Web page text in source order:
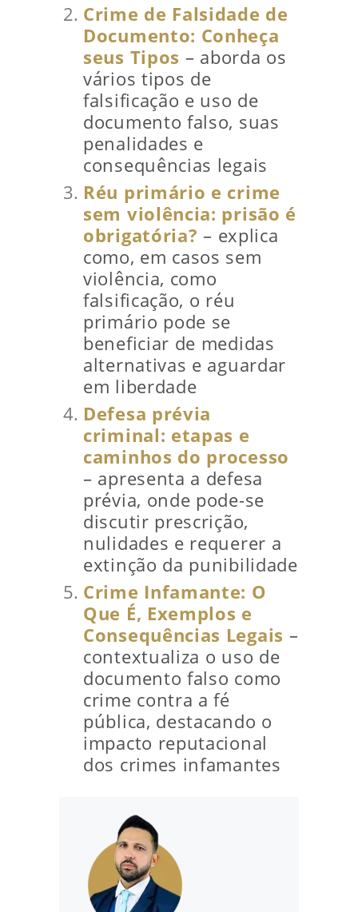
Crime de Falsidade de
Documento: Conheça
seus Tipos – aborda os
vários tipos de
falsificação e uso de
documento falso, suas
penalidades e
consequências legais
Réu primário e crime
sem violência: prisão é
obrigatória? – explica
como, em casos sem
violência, como
falsificação, o réu
primário pode se
beneficiar de medidas
alternativas e aguardar
em liberdade
Defesa prévia
criminal: etapas e
caminhos do processo
– apresenta a defesa
prévia, onde pode-se
discutir prescrição,
nulidades e requerer a
extinção da punibilidade
Crime Infamante: O
Que É, Exemplos e
Consequências Legais –
contextualiza o uso de
documento falso como
crime contra a fé
pública, destacando o
impacto reputacional
dos crimes infamantes